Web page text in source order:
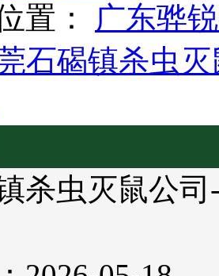
置：
广东骅
石碣镇杀虫
杀虫灭鼠公